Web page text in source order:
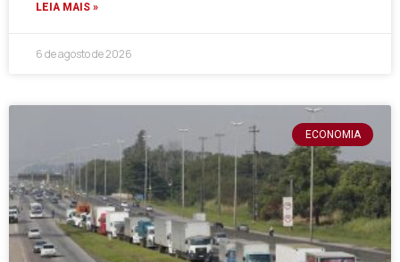
LEIA MAIS »
6 de agosto de 2026
ECONOMIA